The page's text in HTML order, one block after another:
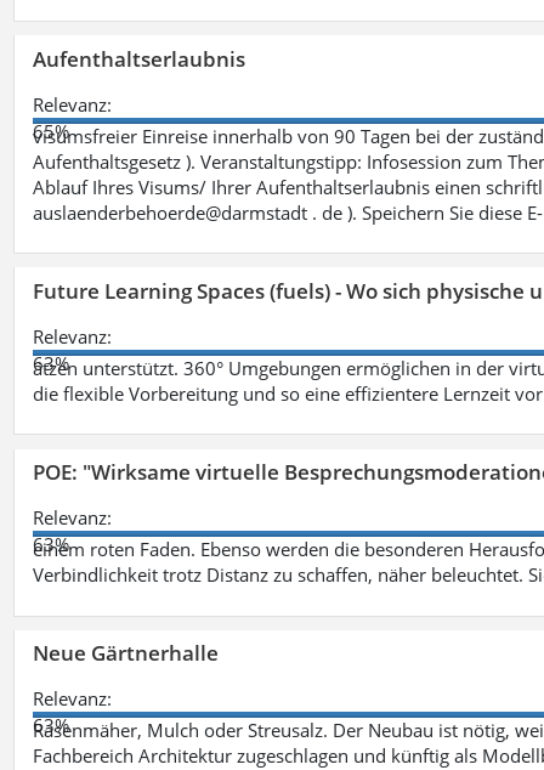
Aufenthaltserlaubnis
Relevanz:
65%
visumsfreier Einreise innerhalb von 90 Tagen bei der
Aufenthaltsgesetz ). Veranstaltungstipp: Infosession zum
Ablauf Ihres Visums/ Ihrer Aufenthaltserlaubnis einen
auslaenderbehoerde@darmstadt . de ). Speichern Sie diese
Future Learning Spaces (fuels) - Wo sich
Relevanz:
63%
ätzen unterstützt. 360° Umgebungen ermöglichen in der
die flexible Vorbereitung und so eine effizientere Lernzeit
POE: "Wirksame virtuelle
Relevanz:
63%
einem roten Faden. Ebenso werden die besonderen
Verbindlichkeit trotz Distanz zu schaffen, näher beleuchtet.
Neue Gärtnerhalle
Relevanz:
63%
Rasenmäher, Mulch oder Streusalz. Der Neubau ist nötig,
Fachbereich Architektur zugeschlagen und künftig als